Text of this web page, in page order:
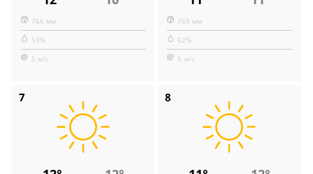
766 мм
59%
5 м/с
765 мм
62%
5 м/с
7 8